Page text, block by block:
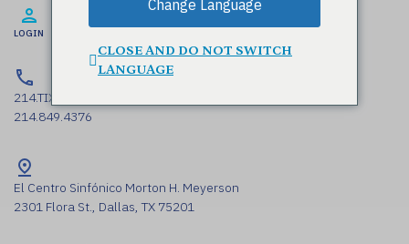
LOGIN
214.TIX.4DSO
214.849.4376
El Centro Sinfónico Morton H. Meyerson
2301 Flora St., Dallas, TX 75201
Change Language
CLOSE AND DO NOT SWITCH
LANGUAGE